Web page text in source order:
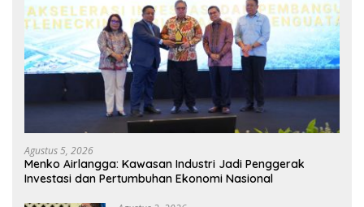
Agustus 5, 2026
Menko Airlangga: Kawasan Industri Jadi Penggerak
Investasi dan Pertumbuhan Ekonomi Nasional